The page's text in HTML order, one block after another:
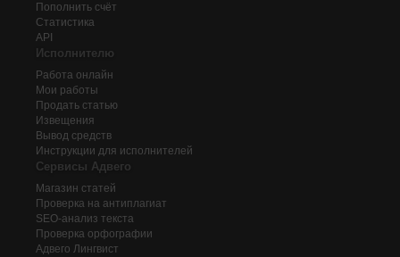
Пополнить счёт
Статистика
API
Исполнителю
Работа онлайн
Мои работы
Продать статью
Извещения
Вывод средств
Инструкции для исполнителей
Сервисы Адвего
Магазин статей
Проверка на антиплагиат
SEO-анализ текста
Проверка орфографии
Адвего Лингвист